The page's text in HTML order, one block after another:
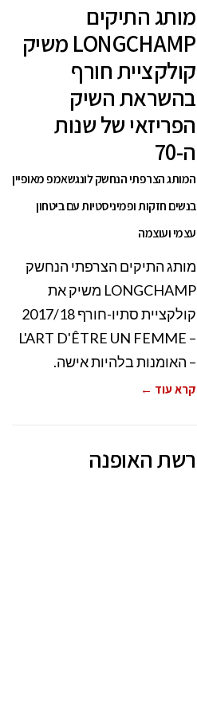
מותג התיקים
LONGCHAMP משיק
קולקציית חורף
בהשראת השיק
הפריזאי של שנות
ה-70
המותג הצרפתי הנחשק לונגשאמפ מאופיין
בנשים חזקות ופמיניסטיות עם ביטחון
עצמי ועוצמה
מותג התיקים הצרפתי הנחשק
LONGCHAMP משיק את
קולקציית סתיו-חורף 2017/18
– L'ART D'ÊTRE UN FEMME
– האומנות בלהיות אישה.
קרא עוד ←
רשת האופנה